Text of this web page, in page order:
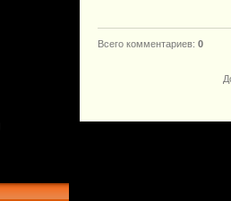
Всего комментариев: 0